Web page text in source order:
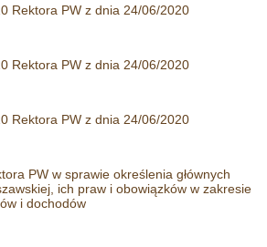
Rektora PW z dnia 24/06/2020
Rektora PW z dnia 24/06/2020
Rektora PW z dnia 24/06/2020
PW w sprawie określenia głównych
ich praw i obowiązków w zakresie
i dochodów